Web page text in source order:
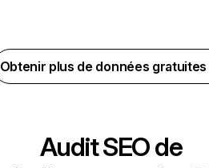
Obtenir plus de données
Audit SEO de